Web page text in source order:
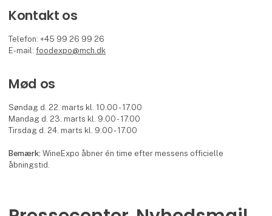
Kontakt os
Telefon: +45 99 26 99 26
E-mail:foodexpo@mch.dk
Mød os
Søndag d. 22. marts kl. 10.00 - 17.00
Mandag d. 23. marts kl. 9.00 - 17.00
Tirsdag d. 24. marts kl. 9.00 - 17.00
Bemærk:WineExpo åbner én time efter messens officielle
åbningstid.